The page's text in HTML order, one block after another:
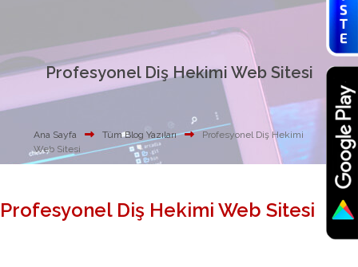
Profesyonel Diş Hekimi Web Sitesi
Ana Sayfa Tüm Blog Yazıları
Profesyonel Diş Hekimi
Web Sitesi
Profesyonel Diş Hekimi Web Sitesi